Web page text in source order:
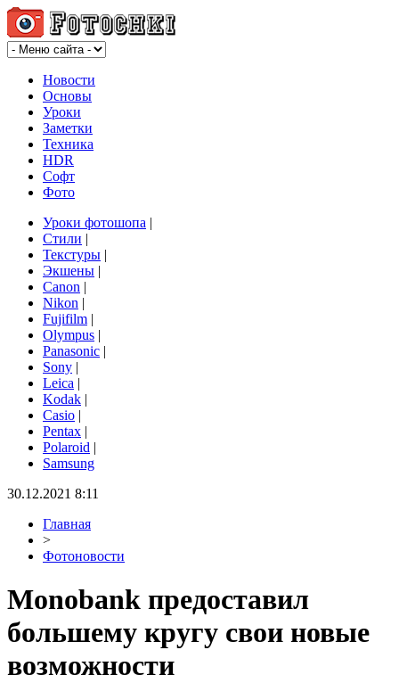
Новости
Основы
Уроки
Заметки
Техника
HDR
Софт
Фото
Уроки фотошопа |
Стили |
Текстуры |
Экшены |
Canon |
Nikon |
Fujifilm |
Olympus |
Panasonic |
Sony |
Leica |
Kodak |
Casio |
Pentax |
Polaroid |
Samsung
30.12.2021 8:11
Главная
>
Фотоновости
Monobank предоставил
большему кругу свои новые
возможности